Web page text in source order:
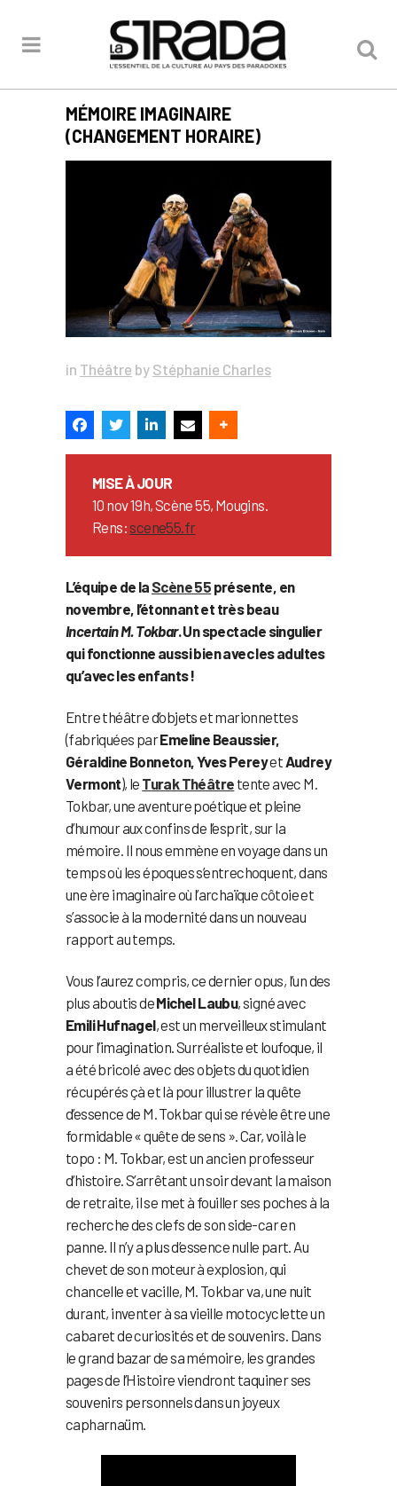
MÉMOIRE IMAGINAIRE
(CHANGEMENT HORAIRE)
in Théâtre by Stéphanie Charles
MISE À JOUR
10 nov 19h, Scène 55, Mougins.
Rens: scene55.fr
L’équipe de la Scène 55 présente, en
novembre, l’étonnant et très beau
Incertain M. Tokbar. Un spectacle singulier
qui fonctionne aussi bien avec les adultes
qu’avec les enfants !
Entre théâtre d’objets et marionnettes
(fabriquées parEmeline Beaussier,
Géraldine Bonneton, Yves PereyetAudrey
Vermont), le Turak Théâtre tente avec M.
Tokbar, une aventure poétique et pleine
d’humour aux confins de l’esprit, sur la
mémoire. Il nous emmène en voyage dans un
temps où les époques s’entrechoquent, dans
une ère imaginaire où l’archaïque côtoie et
s’associe à la modernité dans un nouveau
rapport au temps.
Vous l’aurez compris, ce dernier opus, l’un des
plus aboutis deMichel Laubu, signé avec
Emili Hufnagel, est un merveilleux stimulant
pour l’imagination. Surréaliste et loufoque, il
a été bricolé avec des objets du quotidien
récupérés çà et là pour illustrer la quête
d’essence de M. Tokbar qui se révèle être une
formidable « quête de sens ». Car, voilà le
topo : M. Tokbar, est un ancien professeur
d’histoire. S’arrêtant un soir devant la maison
de retraite, il se met à fouiller ses poches à la
recherche des clefs de son side-car en
panne. Il n’y a plus d’essence nulle part. Au
chevet de son moteur à explosion, qui
chancelle et vacille, M. Tokbar va, une nuit
durant, inventer à sa vieille motocyclette un
cabaret de curiosités et de souvenirs. Dans
le grand bazar de sa mémoire, les grandes
pages de l’Histoire viendront taquiner ses
souvenirs personnels dans un joyeux
capharnaüm.